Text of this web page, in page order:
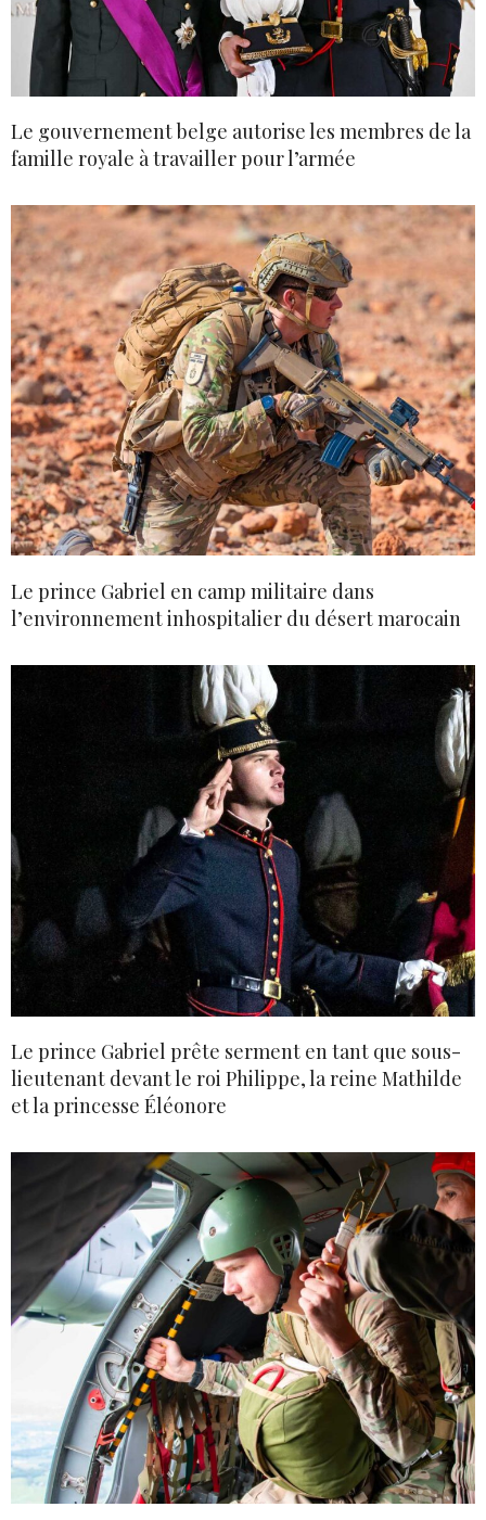
Le gouvernement belge autorise les membres de la
famille royale à travailler pour l’armée
Le prince Gabriel en camp militaire dans
l’environnement inhospitalier du désert marocain
Le prince Gabriel prête serment en tant que sous-
lieutenant devant le roi Philippe, la reine Mathilde
et la princesse Éléonore